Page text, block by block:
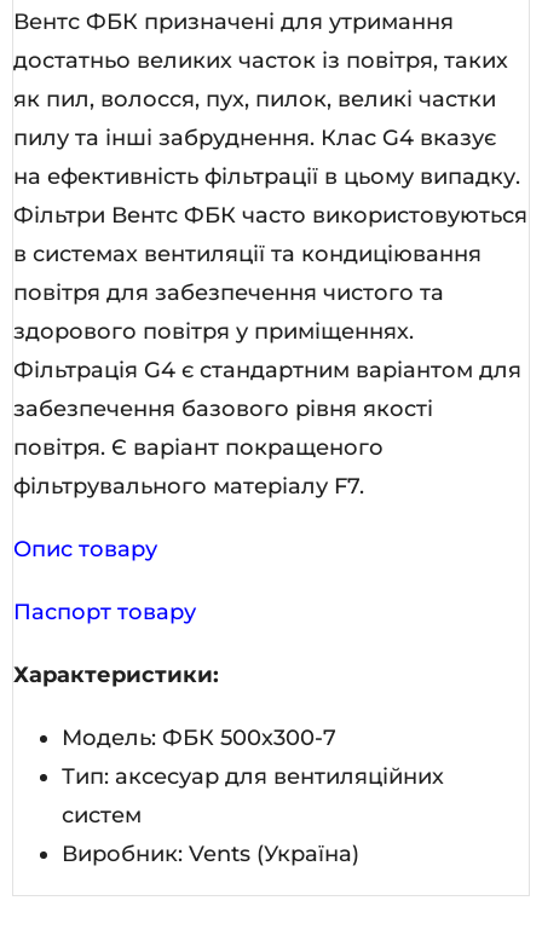
Вентс ФБК призначені для утримання
достатньо великих часток із повітря, таких
як пил, волосся, пух, пилок, великі частки
пилу та інші забруднення. Клас G4 вказує
на ефективність фільтрації в цьому випадку.
Фільтри Вентс ФБК часто використовуються
в системах вентиляції та кондиціювання
повітря для забезпечення чистого та
здорового повітря у приміщеннях.
Фільтрація G4 є стандартним варіантом для
забезпечення базового рівня якості
повітря. Є варіант покращеного
фільтрувального матеріалу F7.
Опис товару
Паспорт товару
Характеристики:
Модель: ФБК 500х300-7
Тип: аксесуар для вентиляційних
систем
Виробник: Vents (Україна)